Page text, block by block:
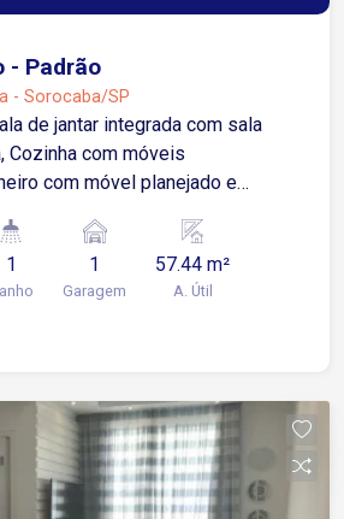
- Padrão
- Sorocaba/SP
de jantar integrada com sala
Cozinha com móveis
com móvel planejado e
de garagem com portão
possui câmeras de
gás natural e hidrômetro
1 1
Garagem
57.44 m²
A. Útil